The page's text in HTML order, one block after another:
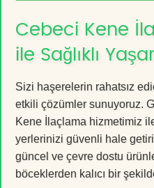
Cebeci Kene
ile Sağlıklı
Sizi haşerelerin rahatsız
etkili çözümler sunuyoruz.
Kene İlaçlama hizmetimiz
yerlerinizi güvenli hale
güncel ve çevre dostu
böceklerden kalıcı bir